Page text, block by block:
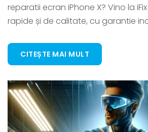
reparatii ecran iPhone X? Vino la
rapide și de calitate, cu garantie
CITEȘTE MAI MULT